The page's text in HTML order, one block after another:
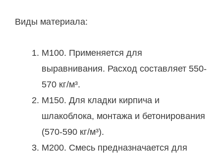
Виды материала:
М100. Применяется для
выравнивания. Расход составляет 550-
570 кг/м³.
М150. Для кладки кирпича и
шлакоблока, монтажа и бетонирования
(570-590 кг/м³).
М200. Смесь предназначается для